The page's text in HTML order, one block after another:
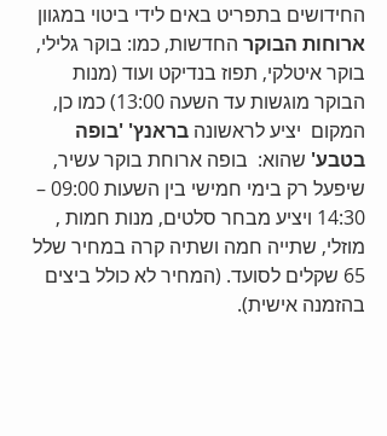
החידושים בתפריט באים לידי ביטוי במגוון
ארוחות הבוקר החדשות, כמו: בוקר גלילי,
בוקר איטלקי, תפוז בנדיקט ועוד (מנות
הבוקר מוגשות עד השעה 13:00) כמו כן,
המקום  יציע לראשונה בראנץ' 'בופה
בטבע' שהוא:  בופה ארוחת בוקר עשיר,
שיפעל רק בימי חמישי בין השעות 09:00 –
14:30 ויציע מבחר סלטים, מנות חמות ,
מוזלי, שתייה חמה ושתיה קרה במחיר שלל
65 שקלים לסועד. (המחיר לא כולל ביצים
בהזמנה אישית).